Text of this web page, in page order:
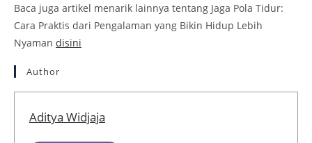
Baca juga artikel menarik lainnya tentang Jaga Pola Tidur:
Cara Praktis dari Pengalaman yang Bikin Hidup Lebih
Nyaman disini
Author
Aditya Widjaja